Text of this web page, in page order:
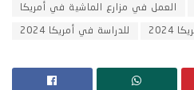
العمل في مزارع الماشية في أمريكا
للدراسة في أمريكا 2024